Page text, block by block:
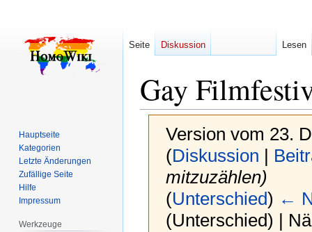
Gay
Version vom 23.
(Diskussion |
mitzuzählen)
(Unterschied) ←
(Unterschied) |
Seite Diskussion Lesen
Hauptseite
Kategorien
Letzte Änderungen
Zufällige Seite
Hilfe
Impressum
Werkzeuge